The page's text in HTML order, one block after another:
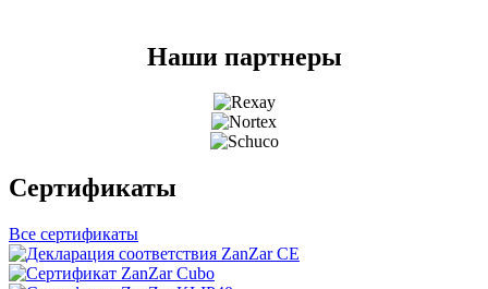
Наши партнеры
Сертификаты
Все сертификаты